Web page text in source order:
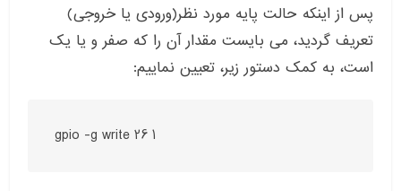
پس از اینکه حالت پایه مورد نظر(ورودی یا خروجی)
تعریف گردید، می بایست مقدار آن را که صفر و یا یک
است، به کمک دستور زیر، تعیین نماییم:
gpio -g write 26 1